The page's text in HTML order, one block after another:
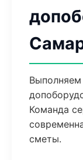
Команда
сметы.